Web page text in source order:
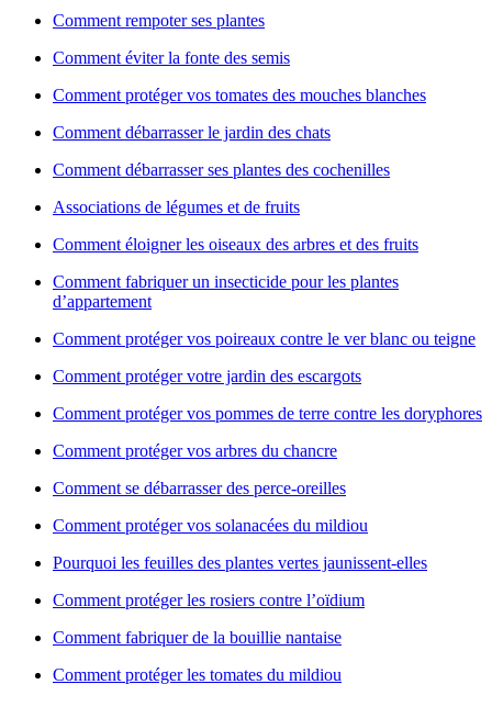
Comment rempoter ses plantes
Comment éviter la fonte des semis
Comment protéger vos tomates des mouches blanches
Comment débarrasser le jardin des chats
Comment débarrasser ses plantes des cochenilles
Associations de légumes et de fruits
Comment éloigner les oiseaux des arbres et des fruits
Comment fabriquer un insecticide pour les plantes
d’appartement
Comment protéger vos poireaux contre le ver blanc ou teigne
Comment protéger votre jardin des escargots
Comment protéger vos pommes de terre contre les doryphores
Comment protéger vos arbres du chancre
Comment se débarrasser des perce-oreilles
Comment protéger vos solanacées du mildiou
Pourquoi les feuilles des plantes vertes jaunissent-elles
Comment protéger les rosiers contre l’oïdium
Comment fabriquer de la bouillie nantaise
Comment protéger les tomates du mildiou